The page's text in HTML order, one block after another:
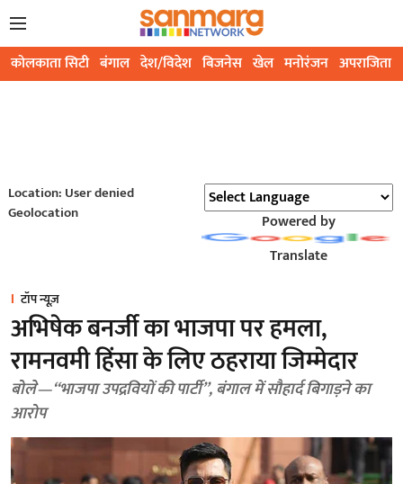
कोलकाता सिटी बंगाल देश/विदेश बिजनेस खेल मनोरंजन अपराजिता
Location: User denied
Geolocation
Powered by
Translate
टॉप न्यूज़
अभिषेक बनर्जी का भाजपा पर हमला,
रामनवमी हिंसा के लिए ठहराया जिम्मेदार
बोले—“भाजपा उपद्रवियों की पार्टी”, बंगाल में सौहार्द बिगाड़ने का
आरोप